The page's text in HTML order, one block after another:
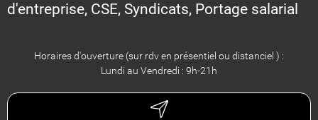
d'entreprise, CSE, Syndicats, Portage salarial
Horaires d'ouverture (sur rdv en présentiel ou distanciel ) :
Lundi au Vendredi : 9h-21h